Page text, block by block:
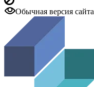
Обычная версия сайта